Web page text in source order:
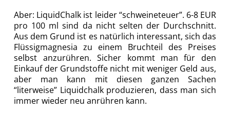
Aber: LiquidChalk ist leider “schweineteuer”. 6-8 EUR
pro 100 ml sind da nicht selten der Durchschnitt.
Aus dem Grund ist es natürlich interessant, sich das
Flüssigmagnesia zu einem Bruchteil des Preises
selbst anzurühren. Sicher kommt man für den
Einkauf der Grundstoffe nicht mit weniger Geld aus,
aber man kann mit diesen ganzen Sachen
“literweise” Liquidchalk produzieren, dass man sich
immer wieder neu anrühren kann.